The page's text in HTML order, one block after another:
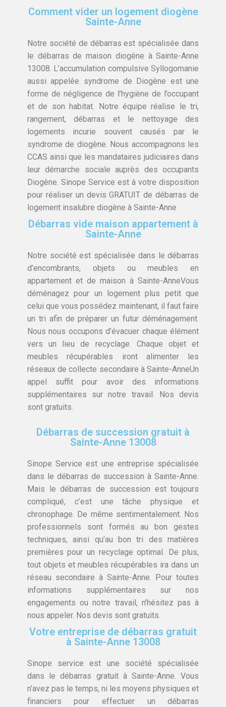
Comment vider un logement diogène
Sainte-Anne
Notre société de débarras est spécialisée dans
le débarras de maison diogène à Sainte-Anne
13008. L’accumulation compulsive Syllogomanie
aussi appelée syndrome de Diogène est une
forme de négligence de l’hygiène de l’occupant
et de son habitat. Notre équipe réalise le tri,
rangement, débarras et le nettoyage des
logements incurie souvent causés par le
syndrome de diogène. Nous accompagnons les
CCAS ainsi que les mandataires judiciaires dans
leur démarche sociale auprès des occupants
Diogène. Sinope Service est à votre disposition
pour réaliser un devis GRATUIT de débarras de
logement insalubre diogène à Sainte-Anne
Débarras vide maison appartement à
Sainte-Anne
Notre société est spécialisée dans le débarras
d’encombrants, objets ou meubles en
appartement et de maison à Sainte-AnneVous
déménagez pour un logement plus petit que
celui que vous possédez maintenant, il faut faire
un tri afin de préparer un futur déménagement.
Nous nous occupons d’évacuer chaque élément
vers un lieu de recyclage. Chaque objet et
meubles récupérables iront alimenter les
réseaux de collecte secondaire à Sainte-AnneUn
appel suffit pour avoir des informations
supplémentaires sur notre travail. Nos devis
sont gratuits.
Débarras de succession gratuit à
Sainte-Anne 13008
Sinope Service est une entreprise spécialisée
dans le débarras de succession à Sainte-Anne.
Mais le débarras de succession est toujours
compliqué, c’est une tâche physique et
chronophage. De même sentimentalement. Nos
professionnels sont formés au bon gestes
techniques, ainsi qu’au bon tri des matières
premières pour un recyclage optimal. De plus,
tout objets et meubles récupérables ira dans un
réseau secondaire à Sainte-Anne. Pour toutes
informations supplémentaires sur nos
engagements ou notre travail, n’hésitez pas à
nous appeler. Nos devis sont gratuits.
Votre entreprise de débarras gratuit
à Sainte-Anne 13008
Sinope service est une société spécialisée
dans le débarras gratuit à Sainte-Anne. Vous
n’avez pas le temps, ni les moyens physiques et
financiers pour effectuer un débarras